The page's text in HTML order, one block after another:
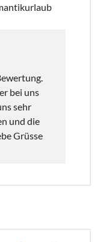
bei uns
sehr
und die
Grüsse